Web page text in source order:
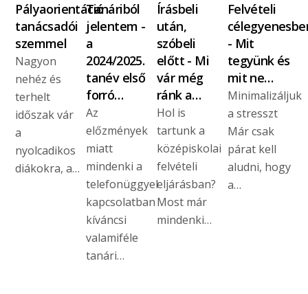
Pályaorientáció
tanácsadói
szemmel
Nagyon
nehéz és
terhelt
időszak vár
a
nyolcadikos
diákokra, a…
Tanáriból
jelentem -
a
2024/2025.
tanév első
forró…
Az
előzmények
miatt
mindenki a
telefonüggyel
kapcsolatban
kíváncsi
valamiféle
tanári…
Írásbeli
után,
szóbeli
előtt - Mi
vár még
ránk a…
Hol is
tartunk a
középiskolai
felvételi
eljárásban?
Most már
mindenki…
Felvételi
- Mit
tegyünk és
mit ne…
Minimalizáljuk
a stresszt
Már csak
párat kell
aludni, hogy
a…